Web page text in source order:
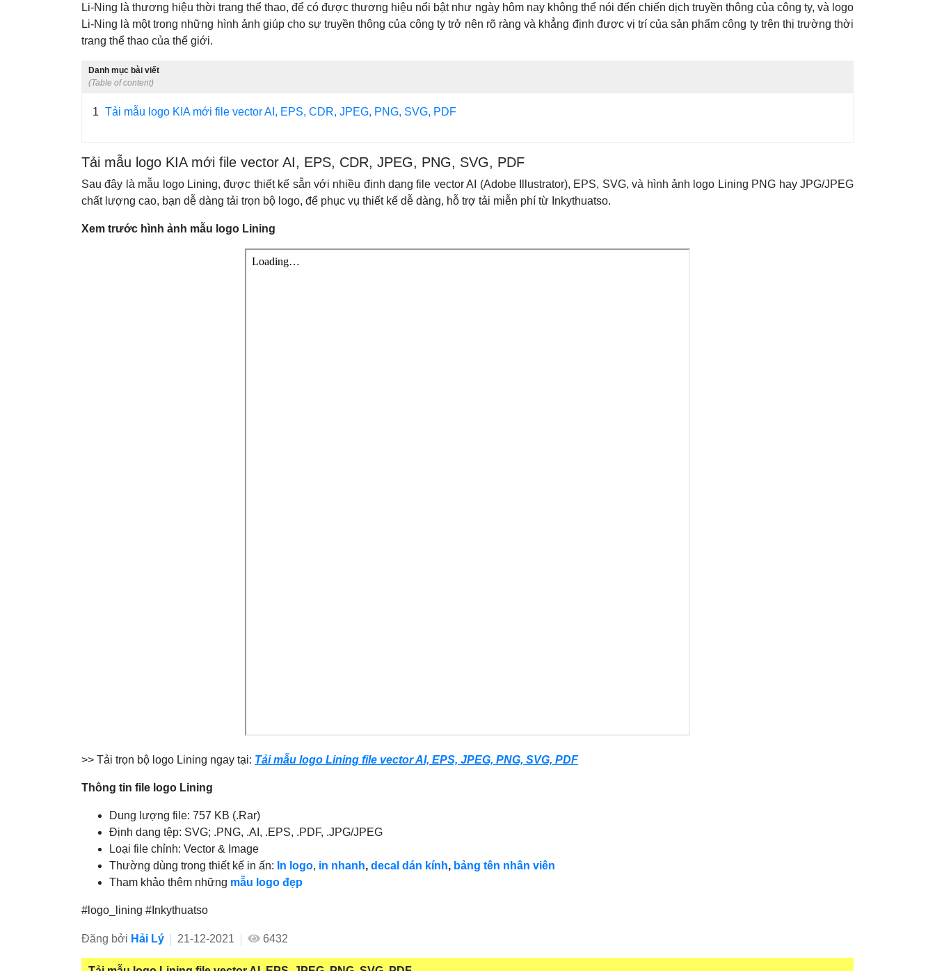
Li-Ning là thương hiệu thời trang thể thao, để có được thương hiệu nổi bật như ngày hôm nay không thể nói đến chiến dịch truyền thông của công ty, và logo
Li-Ning là một trong những hình ảnh giúp cho sự truyền thông của công ty trở nên rõ ràng và khẳng định được vị trí của sản phẩm công ty trên thị trường thời
trang thể thao của thế giới.
Danh mục bài viết
(Table of content)
1 Tải mẫu logo KIA mới file vector AI, EPS, CDR, JPEG, PNG, SVG, PDF
Tải mẫu logo KIA mới file vector AI, EPS, CDR, JPEG, PNG, SVG, PDF
Sau đây là mẫu logo Lining, được thiết kế sẵn với nhiều định dạng file vector AI (Adobe Illustrator), EPS, SVG, và hình ảnh logo Lining PNG hay JPG/JPEG
chất lượng cao, bạn dễ dàng tải trọn bộ logo, để phục vụ thiết kế dễ dàng, hỗ trợ tải miễn phí từ Inkythuatso.
Xem trước hình ảnh mẫu logo Lining
>> Tải trọn bộ logo Lining ngay tại: Tải mẫu logo Lining file vector AI, EPS, JPEG, PNG, SVG, PDF
Thông tin file logo Lining
Dung lượng file: 757 KB (.Rar)
Định dạng tệp: SVG; .PNG, .AI, .EPS, .PDF, .JPG/JPEG
Loại file chỉnh: Vector & Image
Thường dùng trong thiết kế in ấn: In logo, in nhanh, decal dán kính, bảng tên nhân viên
Tham khảo thêm những mẫu logo đẹp
#logo_lining #Inkythuatso
Đăng bởi Hải Lý 21-12-2021 6432